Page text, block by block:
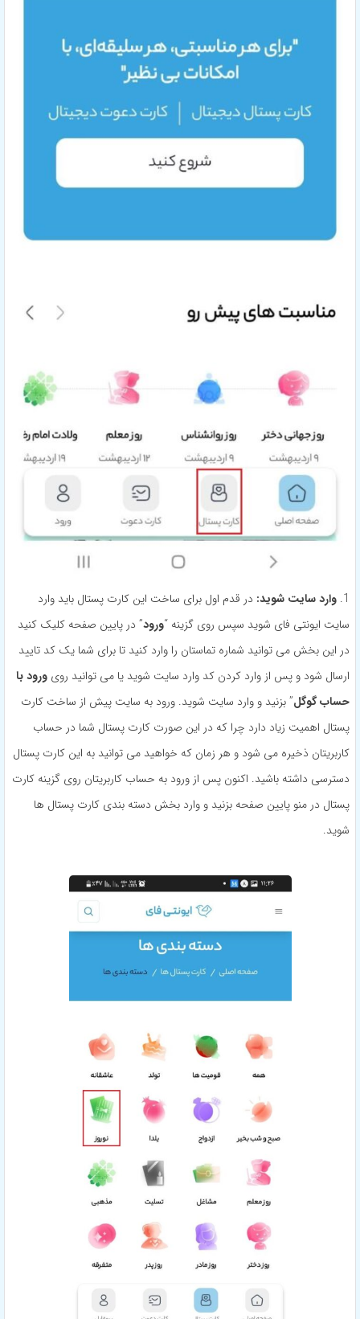
1. وارد سایت شوید: در قدم اول برای ساخت این کارت پستال باید وارد
سایت ایونتی فای شوید سپس روی گزینه “ورود” در پایین صفحه کلیک کنید
در این بخش می توانید شماره تماستان را وارد کنید تا برای شما یک کد تایید
ارسال شود و پس از وارد کردن کد وارد سایت شوید یا می توانید روی ورود با
حساب گوگل” بزنید و وارد سایت شوید. ورود به سایت پیش از ساخت کارت
پستال اهمیت زیاد دارد چرا که در این صورت کارت پستال شما در حساب
کاربریتان ذخیره می شود و هر زمان که خواهید می توانید به این کارت پستال
دسترسی داشته باشید. اکنون پس از ورود به حساب کاربریتان روی گزینه کارت
پستال در منو پایین صفحه بزنید و وارد بخش دسته بندی کارت پستال ها
شوید.